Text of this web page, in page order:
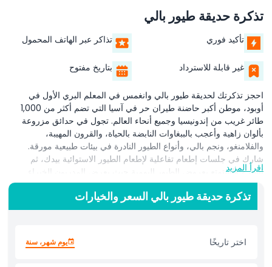
تذكرة حديقة طيور بالي
تأكيد فوري تذاكر عبر الهاتف المحمول
غير قابلة للاسترداد بتاريخ مفتوح
احجز تذكرتك لحديقة طيور بالي وانغمس في المعلم البري الأول في
أوبود، موطن أكبر حاضنة طيران حر في آسيا التي تضم أكثر من 1,000
طائر غريب من إندونيسيا وجميع أنحاء العالم. تجول في حدائق مزروعة
بألوان زاهية وأعجب بالببغاوات النابضة بالحياة، والقرون المهيبة،
والفلامنغو، ونجم بالي، وأنواع الطيور النادرة في بيئات طبيعية مورقة.
شارك في جلسات إطعام تفاعلية لإطعام الطيور الاستوائية بيدك، ثم
استرخِ واستمتع بعروض الطيور اليومية حيث يعرض المدربون الخبراء
استعراضات طيران مذهلة ويشاركون رؤى حول سلوك الطيور والحفاظ
عليها. تعرّف على جهود حفظ الطيور الحرجة من خلال جولات مرشدة
وعروض تعليمية وبرامج الإنقاذ والتربية في الحديقة. بعد مغامرتك،
إندونيسية وغربية، أو تصفح متجر الهدايا لاقتناء تذكارات فريدة بموضوع
الطيور. تقع الحديقة على بُعد دقائق قليلة من وسط أوبود، وتوفر مرافق
اقرأ المزيد
تذكرة حديقة طيور بالي السعر والخيارات
اختر تاريخًا يوم شهر، سنة